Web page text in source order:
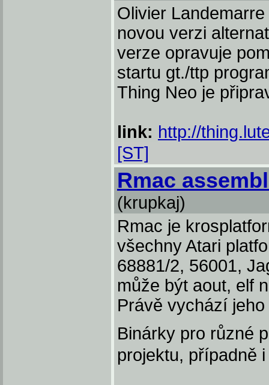
Olivier
novou verzi
verze opravuje
startu gt./ttp
Thing Neo je
link: http://
[ST]
Rmac
(krupkaj)
Rmac je
všechny Atari
68881/2, 56001,
může být aout, elf
Právě vychází
Binárky pro různé
projektu, případně